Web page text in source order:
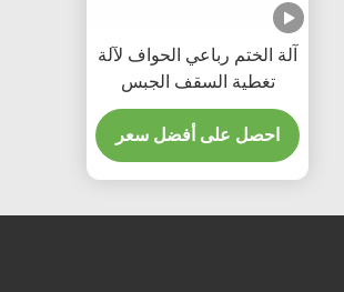
آلة الختم رباعي الحواف لآلة
تغطية السقف الجبس
احصل على أفضل سعر